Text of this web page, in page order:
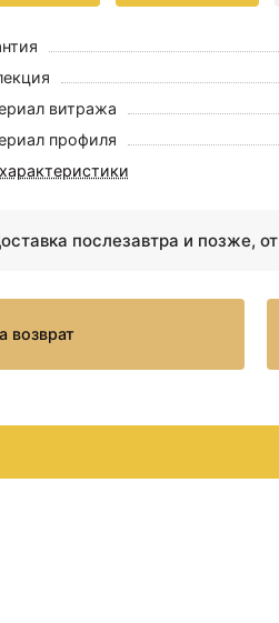
витража
профиля
послезавтра и позже, от
возврат